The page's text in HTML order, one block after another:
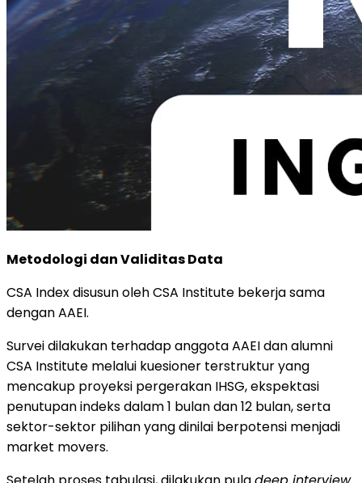
Metodologi danValiditasData
CSA IndexdisusunolehCSA Institute bekerjasama
denganAAEI.
Surveidilakukan terhadapanggotaAAEIdanalumni
CSA Institute melalui kuesioner terstrukturyang
mencakup proyeksi pergerakan IHSG,ekspektasi
penutupanindeksdalam1 bulandan12 bulan,serta
sektor-sektor pilihanyangdinilai berpotensi menjadi
market movers.